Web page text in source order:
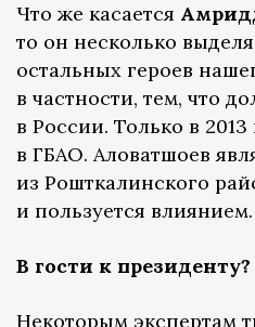
Что же касается
то он несколько
остальных героев
в частности, тем, что
в России. Только в
в ГБАО. Аловатшоев
из Рошткалинского
и пользуется влиянием.
В гости к президенту?
Некоторым экспертам